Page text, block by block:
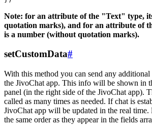
Note: for an attribute of the "Text" type,
quotation marks), and for an attribute of
is a number (without quotation marks).
setCustomData#
With this method you can send any
the JivoChat app. This info will be shown in
panel (in the right side of the JivoChat app).
called as many times as needed. If chat is
JivoChat app will be updated in the real time.
the same order as they appear in the fields